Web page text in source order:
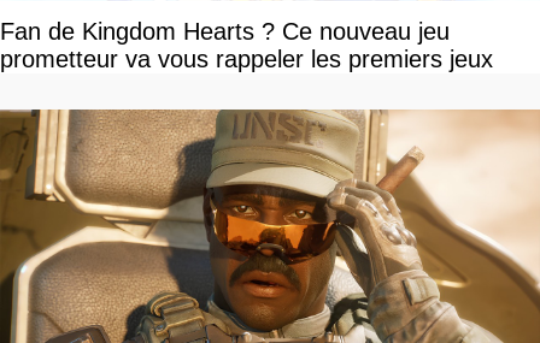
Fan de Kingdom Hearts ? Ce nouveau jeu
prometteur va vous rappeler les premiers jeux